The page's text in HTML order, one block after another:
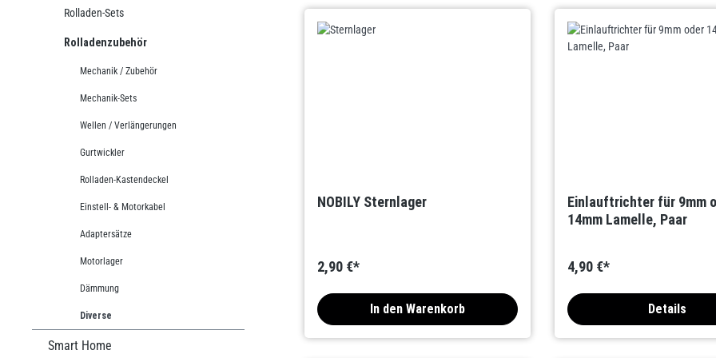
Rolladen-Sets
Rolladenzubehör
Mechanik / Zubehör
Mechanik-Sets
Wellen / Verlängerungen
Gurtwickler
Rolladen-Kastendeckel
Einstell- & Motorkabel
Adaptersätze
Motorlager
Dämmung
Diverse
Smart Home
NOBILY Sternlager
2,90 €*
In den Warenkorb
Einlauftrichter für 9mm
14mm Lamelle, Paar
4,90 €*
Details